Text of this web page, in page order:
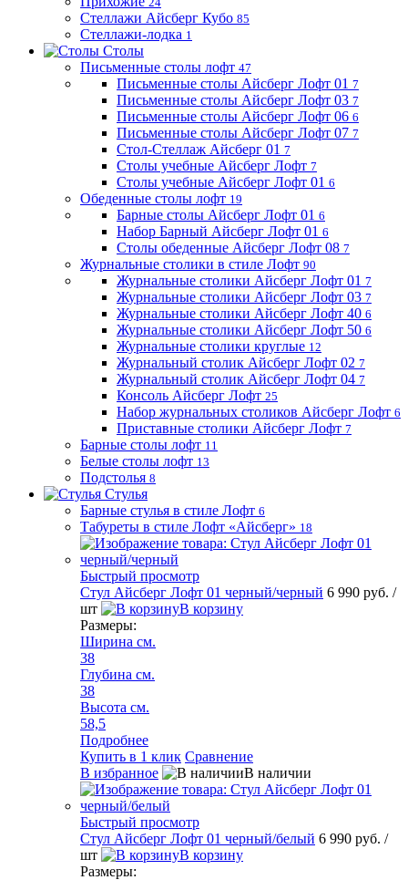
Стеллажи Айсберг Кубо 85
Стеллажи-лодка 1
Столы
Письменные столы лофт 47
Письменные столы Айсберг Лофт 01 7
Письменные столы Айсберг Лофт 03 7
Письменные столы Айсберг Лофт 06 6
Письменные столы Айсберг Лофт 07 7
Стол-Стеллаж Айсберг 01 7
Столы учебные Айсберг Лофт 7
Столы учебные Айсберг Лофт 01 6
Обеденные столы лофт 19
Барные столы Айсберг Лофт 01 6
Набор Барный Айсберг Лофт 01 6
Столы обеденные Айсберг Лофт 08 7
Журнальные столики в стиле Лофт 90
Журнальные столики Айсберг Лофт 01 7
Журнальные столики Айсберг Лофт 03 7
Журнальные столики Айсберг Лофт 40 6
Журнальные столики Айсберг Лофт 50 6
Журнальные столики круглые 12
Журнальный столик Айсберг Лофт 02 7
Журнальный столик Айсберг Лофт 04 7
Консоль Айсберг Лофт 25
Набор журнальных столиков Айсберг Лофт 6
Приставные столики Айсберг Лофт 7
Барные столы лофт 11
Белые столы лофт 13
Подстолья 8
Стулья
Барные стулья в стиле Лофт 6
Табуреты в стиле Лофт «Айсберг» 18
Быстрый просмотр
Стул Айсберг Лофт 01 черный/черный 6 990 руб. /
шт
В корзину
Размеры:
Ширина см.
38
Глубина см.
38
Высота см.
58,5
Подробнее
Купить в 1 клик Сравнение
В избранное
В наличии
Быстрый просмотр
Стул Айсберг Лофт 01 черный/белый 6 990 руб. /
шт
В корзину
Размеры: